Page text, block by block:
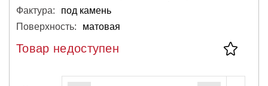
Фактура:
под камень
Поверхность:
матовая
Товар недоступен